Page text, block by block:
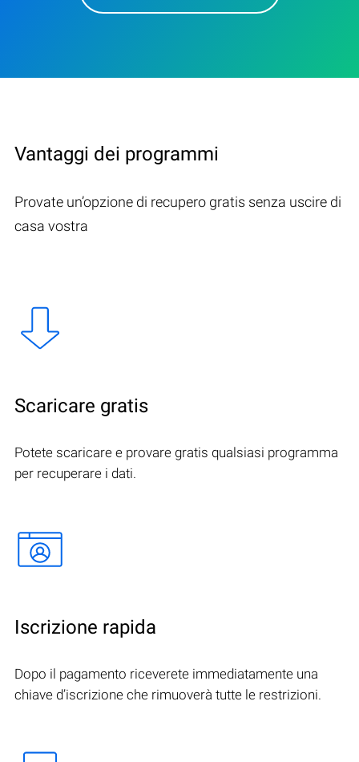
Vantaggi dei programmi
Provate un’opzione di recupero gratis senza uscire di
casa vostra
Scaricare gratis
Potete scaricare e provare gratis qualsiasi programma
per recuperare i dati.
Iscrizione rapida
Dopo il pagamento riceverete immediatamente una
chiave d’iscrizione che rimuoverà tutte le restrizioni.